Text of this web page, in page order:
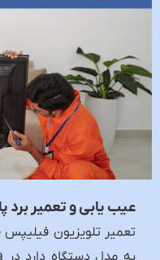
عیب یابی و تعمیر
تعمیر تلویزیون